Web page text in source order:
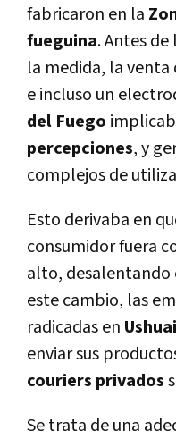
fabricaron en la
fueguina. Antes
la medida, la
e incluso un
del Fuego
percepciones, y
complejos de
Esto derivaba en
consumidor fuera
alto, desalentando
este cambio, las
radicadas en
enviar sus
couriers privados
Se trata de una